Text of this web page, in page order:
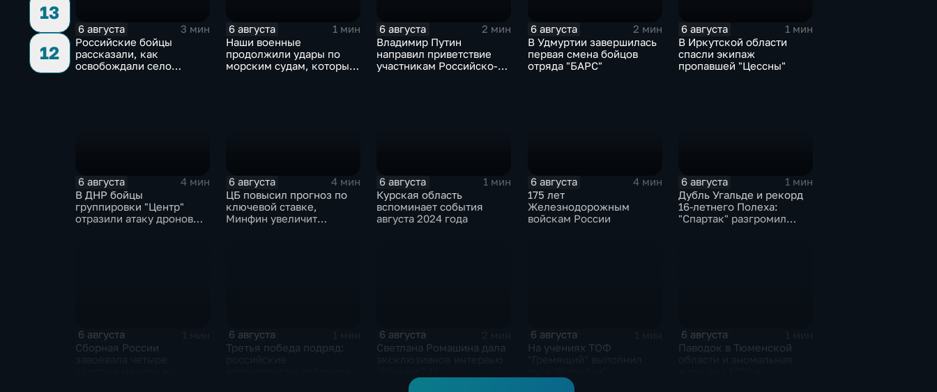
13
12
6 августа
3 мин
Российские бойцы
рассказали, как
освобождали село
6 августа
1 мин
Наши военные
продолжили удары по
морским судам, которые
6 августа
2 мин
Владимир Путин
направил приветствие
участникам Российско-
6 августа
2 мин
В Удмуртии завершилась
первая смена бойцов
отряда "БАРС"
6 августа
1 мин
В Иркутской области
спасли экипаж
пропавшей "Цессны"
6 августа
4 мин
В ДНР бойцы
группировки "Центр"
отразили атаку дронов
6 августа
4 мин
ЦБ повысил прогноз по
ключевой ставке,
Минфин увеличит
6 августа
1 мин
Курская область
вспоминает события
августа 2024 года
6 августа
4 мин
175 лет
Железнодорожным
войскам России
6 августа
1 мин
Дубль Угальде и рекорд
16-летнего Полеха:
"Спартак" разгромил
6 августа
Сборная России
6 августа
Третья победа подряд:
6 августа
Светлана Ромашина дала
6 августа
На учениях ТОФ
6 августа
Паводок в Тюменской